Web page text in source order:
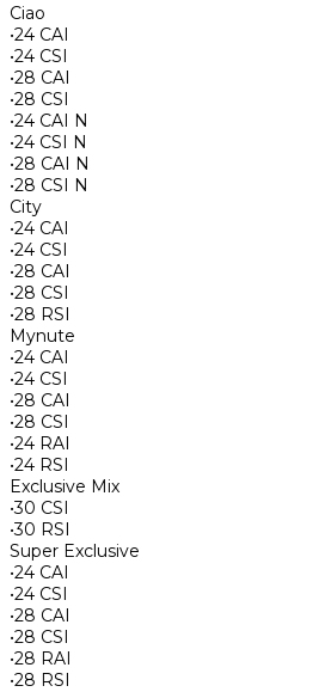
Ciao
•24 CAI
•24 CSI
•28 CAI
•28 CSI
•24 CAI N
•24 CSI N
•28 CAI N
•28 CSI N
City
•24 CAI
•24 CSI
•28 CAI
•28 CSI
•28 RSI
Mynute
•24 CAI
•24 CSI
•28 CAI
•28 CSI
•24 RAI
•24 RSI
Exclusive Mix
•30 CSI
•30 RSI
Super Exclusive
•24 CAI
•24 CSI
•28 CAI
•28 CSI
•28 RAI
•28 RSI